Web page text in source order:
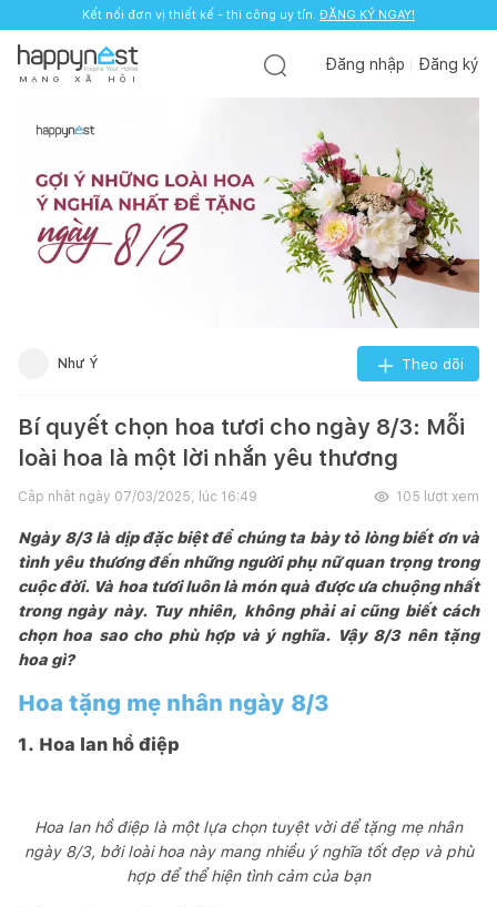
Kết nối đơn vị thiết kế - thi công uy tín. ĐĂNG KÝ NGAY!
M Ạ N G X Ã H Ộ I
Đăng nhập Đăng ký
Như Ý Theo dõi
Bí quyết chọn hoa tươi cho ngày 8/3: Mỗi
loài hoa là một lời nhắn yêu thương
Cập nhật ngày 07/03/2025, lúc 16:49 105 lượt xem
Ngày 8/3 là dịp đặc biệt để chúng ta bày tỏ lòng biết ơn và
tình yêu thương đến những người phụ nữ quan trọng trong
cuộc đời. Và hoa tươi luôn là món quà được ưa chuộng nhất
trong ngày này. Tuy nhiên, không phải ai cũng biết cách
chọn hoa sao cho phù hợp và ý nghĩa. Vậy 8/3 nên tặng
hoa gì?
Hoa tặng mẹ nhân ngày 8/3
1. Hoa lan hồ điệp
Hoa lan hồ điệp là một lựa chọn tuyệt vời để tặng mẹ nhân
ngày 8/3, bởi loài hoa này mang nhiều ý nghĩa tốt đẹp và phù
hợp để thể hiện tình cảm của bạn